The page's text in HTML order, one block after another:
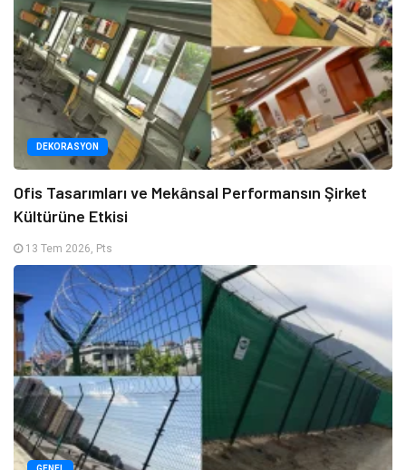
DEKORASYON
Ofis Tasarımları ve Mekânsal Performansın Şirket
Kültürüne Etkisi
13 Tem 2026, Pts